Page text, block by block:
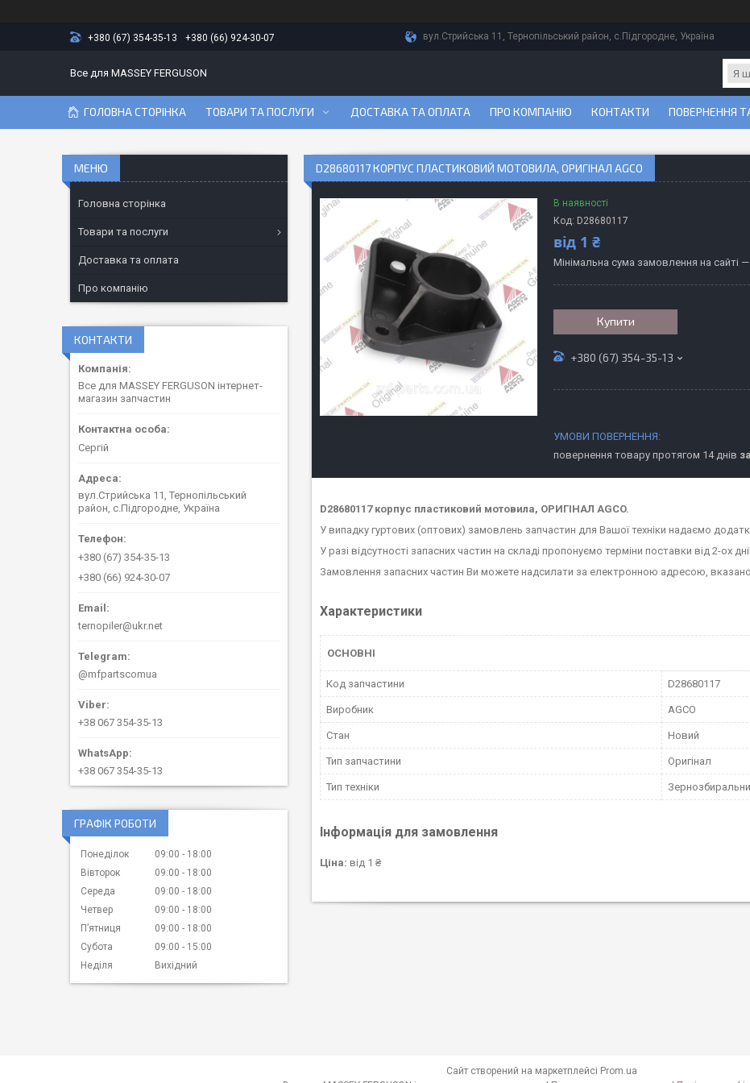
+380 (67) 354-35-13 +380 (66) 924-30-07 вул.Стрийська 11, Тернопільський район, с.Підгородне, Україна
Все для MASSEY FERGUSON
ГОЛОВНА СТОРІНКА ТОВАРИ ТА ПОСЛУГИ ДОСТАВКА ТА ОПЛАТА ПРО КОМПАНІЮ КОНТАКТИ ПОВЕРНЕННЯ
D28680117 КОРПУС ПЛАСТИКОВИЙ МОТОВИЛА, ОРИГІНАЛ AGCO
В наявності
Код: D28680117
від 1 ₴
Мінімальна сума замовлення на сайті
Купити
+380 (67) 354-35-13
повернення товару протягом 14 днів
D28680117 корпус пластиковий мотовила, ОРИГІНАЛ AGCO.
У випадку гуртових (оптових) замовлень запчастин для Вашої техніки надаємо
У разі відсутності запасних частин на складі пропонуємо терміни поставки від 2-ох
Замовлення запасних частин Ви можете надсилати за електронною адресою,
Характеристики
ОСНОВНІ
Код запчастини D28680117
Виробник AGCO
Стан Новий
Тип запчастини Оригінал
Тип техніки
Інформація для замовлення
Ціна: від 1 ₴
Головна сторінка
Товари та послуги
Доставка та оплата
Про компанію
КОНТАКТИ
Все для MASSEY FERGUSON інтернет-
магазин запчастин
Сергій
вул.Стрийська 11, Тернопільський
район, с.Підгородне, Україна
+380 (67) 354-35-13
+380 (66) 924-30-07
ternopiler@ukr.net
@mfpartscomua
+38 067 354-35-13
+38 067 354-35-13
ГРАФІК РОБОТИ
Понеділок 09:00
18:00
Вівторок
09:00
18:00
Середа
09:00
18:00
Четвер
09:00
18:00
Пʼятниця
09:00
18:00
Субота
09:00
15:00
Неділя
Вихідний
Сайт створений на маркетплейсі Prom.ua